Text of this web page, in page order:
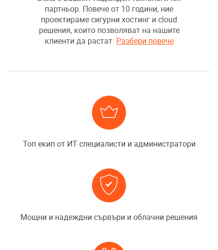
партньор. Повече от 10 години, ние
проектираме сигурни хостинг и cloud
решения, които позволяват на нашите
клиенти да растат. Разбери повече
Топ екип от ИТ специалисти и администратори
Мощни и надеждни сървъри и облачни решения